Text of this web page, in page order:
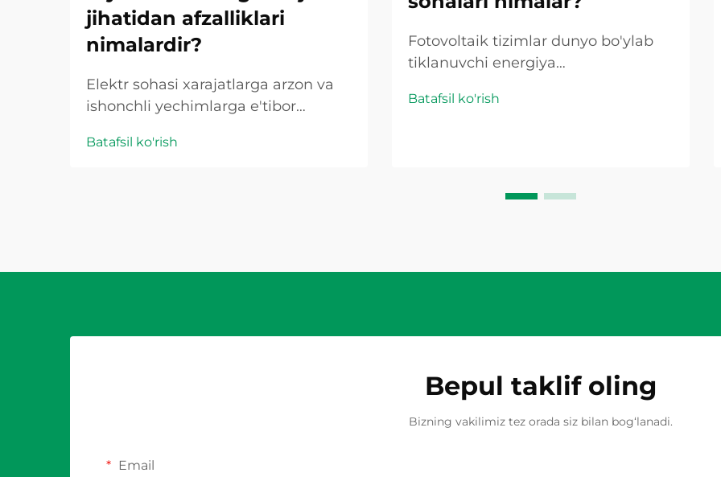
jihatidan afzalliklari
nimalardir?
Elektr sohasi xarajatlarga arzon va
ishonchli yechimlarga e'tibor
yondashuvlar bilan rivojlanib
Batafsil ko'rish
Fotovoltaik tizimlar dunyo bo'ylab
tiklanuvchi energiya
aylandi, ammo ularning xavfsizligi
mo'ljallangan maxsus himoya
Batafsil ko'rish
Bepul taklif oling
Bizning vakilimiz tez orada siz bilan bog‘lanadi.
Email